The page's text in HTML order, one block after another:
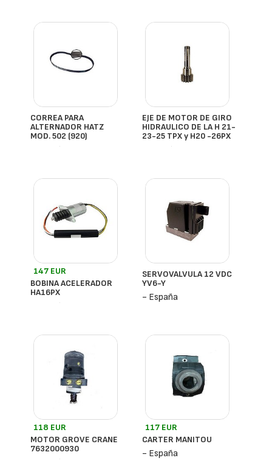
CORREA PARA
ALTERNADOR HATZ
MOD. 502 (920)
- España
EJE DE MOTOR DE GIRO
HIDRAULICO DE LA H 21-
23-25 TPX y H20 -26PX
- España
147 EUR
BOBINA ACELERADOR
HA16PX
- España
SERVOVALVULA 12 VDC
YV6-Y
- España
118 EUR
MOTOR GROVE CRANE
7632000930
- España
117 EUR
CARTER MANITOU
- España